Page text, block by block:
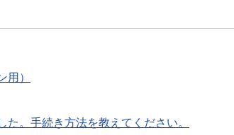
）
。手続き方法を教えてください。